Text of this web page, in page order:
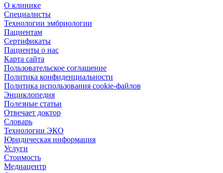
О клинике
Специалисты
Технологии эмбриологии
Пациентам
Сертификаты
Пациенты о нас
Карта сайта
Пользовательское соглашение
Политика конфиденциальности
Политика использования cookie-файлов
Энциклопедия
Полезные статьи
Отвечает доктор
Словарь
Технологии ЭКО
Юридическая информация
Услуги
Стоимость
Медиацентр